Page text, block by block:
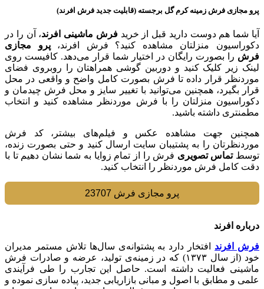
پرو مجازی فرش زمینه كرم گل برجسته (قابلیت جدید فرش افرند)
آیا شما هم دوست دارید قبل از خریدفرش ماشینی افرند، آن را در
دکوراسیون منزلتان مشاهده کنید؟ فرش افرند،پرو مجازی
فرش را بصورت رایگان در اختیار شما قرار می‌دهد. کافیست روی
لینک زیر کلیک کنید و دوربین گوشی همراهتان را روبروی فضای
موردنظر قرار داده تا فرش بصورت کامل واضح و واقعی در محل
قرار بگیرد، همچنین می‌توانید با تغییر سایز و محل فرش چیدمان و
دکوراسیون منزلتان را با فرش موردنظر مشاهده کنید و انتخاب
مطمنتری داشته باشید.
همچنین جهت مشاهده عکس و فیلم‌های بیشتر، کد فرش
موردنظرتان را به پشتیبان سایت ارسال کنید و حتی بصورت زنده،
توسطتماس تصویری فرش را از تمام زوایا به شما نشان دهیم تا با
دقت کامل فرش موردنظر را انتخاب کنید.
پرو مجازی فرش 23707
درباره افرند
فرش افرند افتخار دارد به پشتوانه‌ی سال‌ها تلاش مستمر مدیران
خود (از سال ۱۳۷۳) که در زمینه‌ی تولید، عرضه و صادرات فرش
ماشینی فعالیت داشته است. حاصل این تجارب را طی فرآیندی
علمی و مطابق با اصول و مبانی بازاریابی جدید، پیاده سازی نموده و